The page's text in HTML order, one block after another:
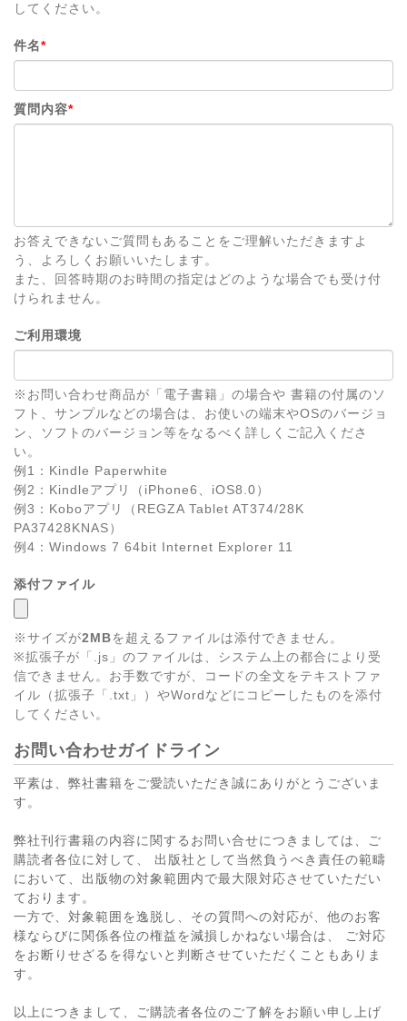
してください。
件名*
質問内容*
お答えできないご質問もあることをご理解いただきますよ
う、よろしくお願いいたします。
また、回答時期のお時間の指定はどのような場合でも受け付
けられません。
ご利用環境
※お問い合わせ商品が「電子書籍」の場合や 書籍の付属のソ
フト、サンプルなどの場合は、お使いの端末やOSのバージョ
ン、ソフトのバージョン等をなるべく詳しくご記入くださ
い。
例1：Kindle Paperwhite
例2：Kindleアプリ（iPhone6、iOS8.0）
例3：Koboアプリ（REGZA Tablet AT374/28K
PA37428KNAS）
例4：Windows 7 64bit Internet Explorer 11
添付ファイル
※サイズが2MBを超えるファイルは添付できません。
※拡張子が「.js」のファイルは、システム上の都合により受
信できません。お手数ですが、コードの全文をテキストファ
イル（拡張子「.txt」）やWordなどにコピーしたものを添付
してください。
お問い合わせガイドライン
平素は、弊社書籍をご愛読いただき誠にありがとうございま
す。
弊社刊行書籍の内容に関するお問い合せにつきましては、ご
購読者各位に対して、 出版社として当然負うべき責任の範疇
において、出版物の対象範囲内で最大限対応させていただい
ております。
一方で、対象範囲を逸脱し、その質問への対応が、他のお客
様ならびに関係各位の権益を減損しかねない場合は、 ご対応
をお断りせざるを得ないと判断させていただくこともありま
す。
以上につきまして、ご購読者各位のご了解をお願い申し上げ